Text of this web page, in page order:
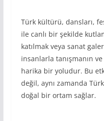
Türk kültürü, dansları,
ile canlı bir şekilde
katılmak veya sanat
insanlarla tanışmanın
harika bir yoludur. Bu
değil, aynı zamanda
doğal bir ortam sağlar.